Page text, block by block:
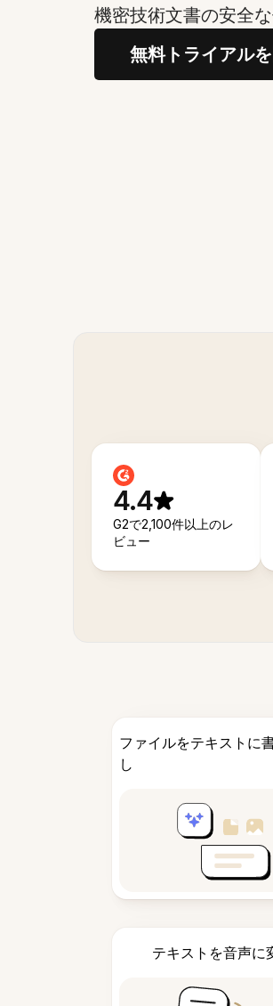
機密技術文書の安全
無料トライアル
4.4
G2で2,100件以上のレ
ビュー
ファイルをテキストに
し
テキストを音声に